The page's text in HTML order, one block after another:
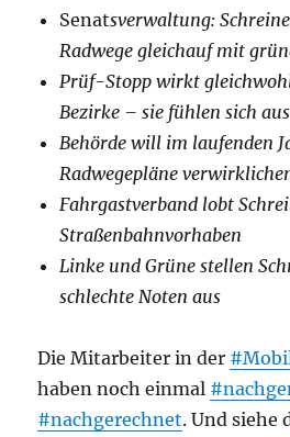
Senatsverwaltung:
Radwege gleichauf mit
Prüf-Stopp wirkt
Bezirke – sie fühlen sich
Behörde will im laufenden
Radwegepläne
Fahrgastverband lobt
Straßenbahnvorhaben
Linke und Grüne stellen
schlechte Noten aus
Die Mitarbeiter in der
haben noch einmal
#nachgerechnet. Und siehe